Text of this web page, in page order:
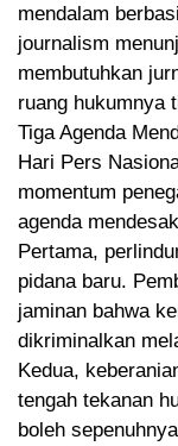
mendalam
journalism
membutuhkan
ruang hukumnya
Tiga Agenda
Hari Pers
momentum
agenda
Pertama,
pidana baru.
jaminan bahwa
dikriminalkan
Kedua,
tengah tekanan
boleh